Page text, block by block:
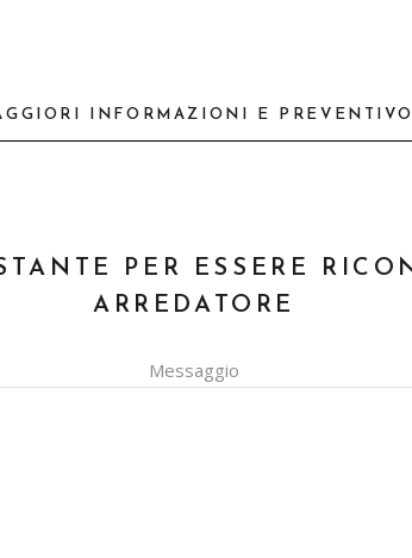
INFORMAZIONI E PREVENTIVO
PER ESSERE
ARREDATORE
Messaggio